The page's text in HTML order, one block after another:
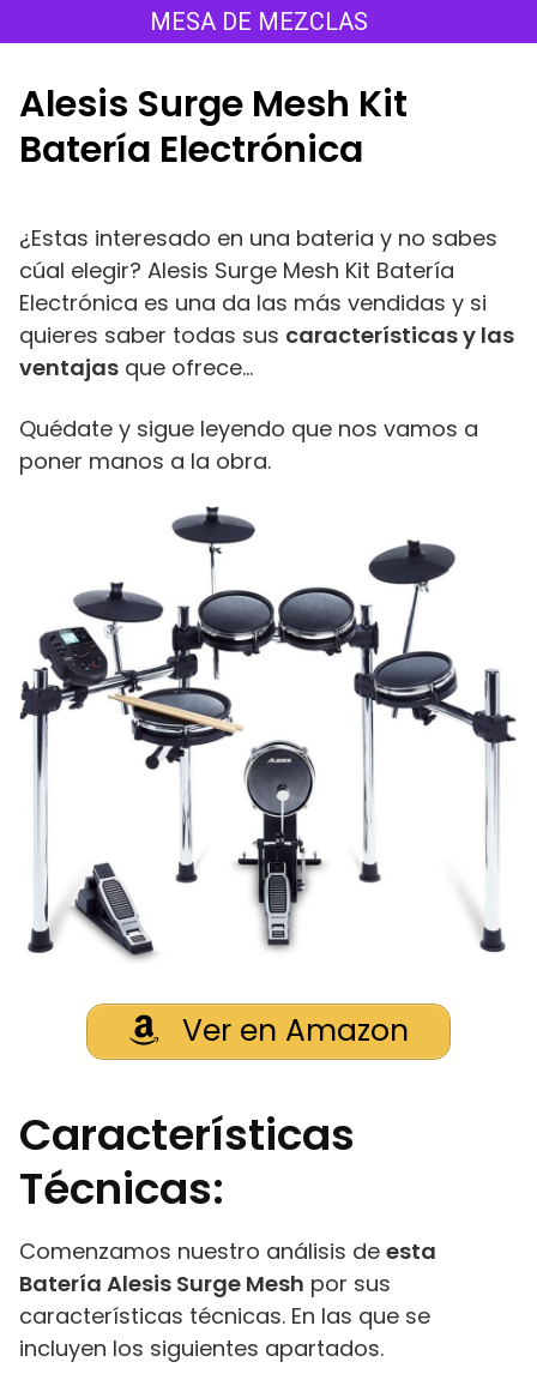
al
MESA DE MEZCLAS
Alesis Surge Mesh Kit
Batería Electrónica
¿Estas interesado en una bateria y no sabes
cúal elegir? Alesis Surge Mesh Kit Batería
Electrónica es una da las más vendidas y si
quieres saber todas sus características y las
ventajas que ofrece…
Quédate y sigue leyendo que nos vamos a
poner manos a la obra.
Ver en Amazon
Características
Técnicas:
Comenzamos nuestro análisis de esta
Batería Alesis Surge Mesh por sus
características técnicas. En las que se
incluyen los siguientes apartados.